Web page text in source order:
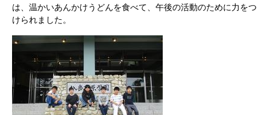
は、温かいあんかけうどんを食べて、午後の活動のために力をつ
けられました。